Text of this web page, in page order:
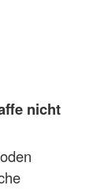
nicht